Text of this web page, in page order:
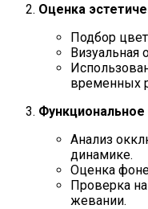
Оценка
Подбор
Визуальная
временных
Функциональное
Анализ
динамике.
Оценка
Проверка
жевании.